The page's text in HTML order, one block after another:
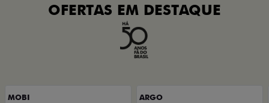
OFERTAS EM DESTAQUE
MOBI ARGO